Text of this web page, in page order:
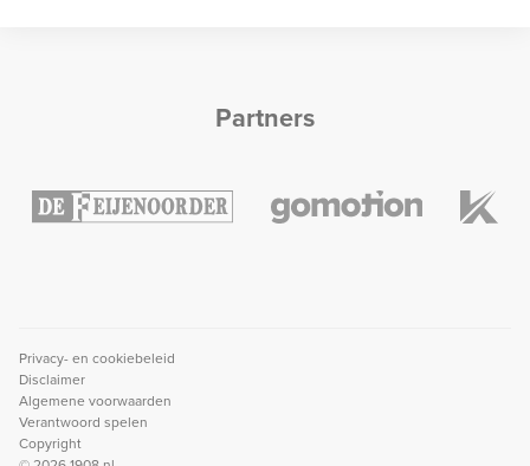
Partners
Privacy- en cookiebeleid
Disclaimer
Algemene voorwaarden
Verantwoord spelen
Copyright